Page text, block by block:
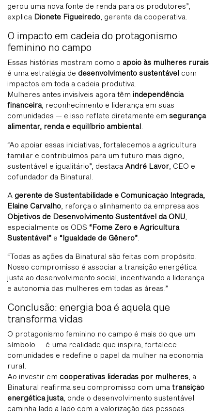
gerou uma nova fonte de renda para os produtores”,
explica Dionete Figueiredo , gerente da cooperativa.
O impacto em cadeia do protagonismo
feminino no campo
Essas histórias mostram como o apoio às mulheres rurais
é uma estratégia de desenvolvimento sustentável com
impactos em toda a cadeia produtiva.
Mulheres antes invisíveis agora têm independência
financeira, reconhecimento e liderança em suas
comunidades — e isso reflete diretamente em segurança
alimentar, renda e equilíbrio ambiental
“Ao apoiar essas iniciativas, fortalecemos a agricultura
familiar e contribuímos para um futuro mais digno,
sustentável e igualitário”, destaca André Lavor , CEO e
cofundador da Binatural.
A gerente de Sustentabilidade e Comunicação Integrada,
Elaine Carvalho , reforça o alinhamento da empresa aos
Objetivos de Desenvolvimento Sustentável da ONU
especialmente os ODS “Fome Zero e Agricultura
Sustentável” e “Igualdade de Gênero”
“Todas as ações da Binatural são feitas com propósito.
Nosso compromisso é associar a transição energética
justa ao desenvolvimento social, incentivando a liderança
e autonomia das mulheres em todas as áreas.”
Conclusão: energia boa é aquela que
transforma vidas
O protagonismo feminino no campo é mais do que um
símbolo — é uma realidade que inspira, fortalece
comunidades e redefine o papel da mulher na economia
rural.
Ao investir em cooperativas lideradas por mulheres , a
Binatural reafirma seu compromisso com uma transição
energética justa, onde o desenvolvimento sustentável
caminha lado a lado com a valorização das pessoas.